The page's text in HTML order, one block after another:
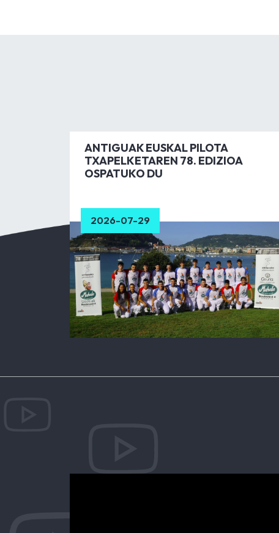
ANTIGUAK EUSKAL PILOTA
TXAPELKETAREN 78. EDIZIOA
OSPATUKO DU
2026-07-29